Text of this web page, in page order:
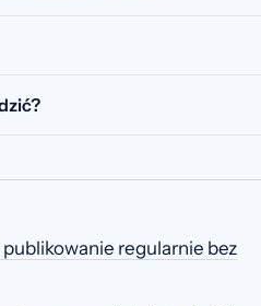
publikowanie regularnie bez